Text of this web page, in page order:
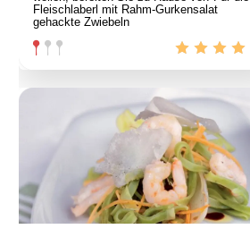
Fleischlaberl mit Rahm-Gurkensalat
gehackte Zwiebeln